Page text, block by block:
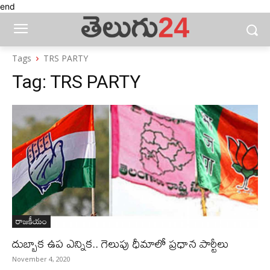
end
Tags TRS PARTY
Tag: TRS PARTY
రాజకీయం
దుబ్బాక ఉప ఎన్నిక.. గెలుపు ధీమాలో ప్రధాన పార్టీలు
November 4, 2020